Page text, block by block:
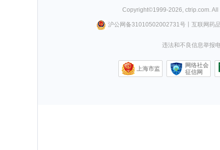
Copyright©1999-2026 ctrip.com .
沪公网备31010502002731号丨 互联网药
违法和不良信息举报
上海市监
网络社会
征信网